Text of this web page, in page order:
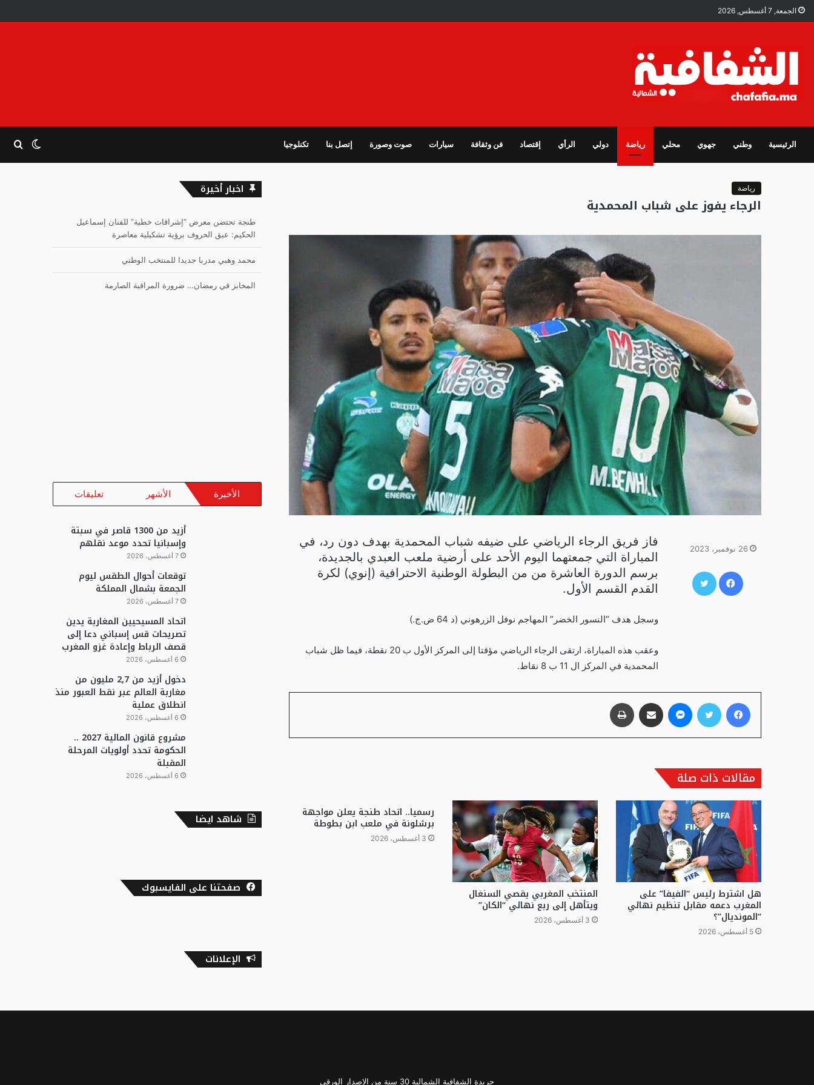
الجمعة, 7 أغسطس, 2026
الرئيسية وطني جهوي محلي رياضة دولي الرأي إقتصاد فن وثقافة سيارات صوت وصورة إتصل بنا تكنلوجيا الوضع
رياضة
الرجاء يفوز على شباب المحمدية
فاز فريق الرجاء الرياضي على ضيفه شباب المحمدية بهدف دون رد، في
المباراة التي جمعتهما اليوم الأحد على أرضية ملعب العبدي بالجديدة،
برسم الدورة العاشرة من من البطولة الوطنية الاحترافية (إنوي) لكرة
القدم القسم الأول.
وسجل هدف “النسور الخضر” المهاجم نوفل الزرهوني (د 64 ض.ج.)
وعقب هذه المباراة، ارتقى الرجاء الرياضي مؤقتا إلى المركز الأول ب 20 نقطة، فيما ظل شباب
المحمدية في المركز ال 11 ب 8 نقاط.
26 نوفمبر، 2023
فيسبوك
فيسبوك تويتر ماسنجر مشاركة عبر البريد
مقالات ذات صلة
هل اشترط رئيس “الفيفا” على
المغرب دعمه مقابل تنظيم نهائي
“المونديال”؟
5 أغسطس، 2026
المنتخب المغربي يقصي السنغال
ويتأهل إلى ربع نهائي “الكان”
3 أغسطس، 2026
رسميا.. اتحاد طنجة يعلن مواجهة
برشلونة في ملعب ابن بطوطة
3 أغسطس، 2026
اخبار أخيرة
طنجة تحتضن معرض “إشراقات خطية” للفنان إسماعيل
الحكيم: عبق الحروف برؤية تشكيلية معاصرة
محمد وهبي مدربا جديدا للمنتخب الوطني
المخابز في رمضان… ضرورة المراقبة الصارمة
الأخيرة الأشهر تعليقات
أزيد من 1300 قاصر في سبتة
وإسبانيا تحدد موعد نقلهم
7 أغسطس، 2026
توقعات أحوال الطقس ليوم
الجمعة بشمال المملكة
7 أغسطس، 2026
اتحاد المسيحيين المغاربة يدين
تصريحات قس إسباني دعا إلى
قصف الرباط وإعادة غزو المغرب
6 أغسطس، 2026
دخول أزيد من 2,7 مليون من
مغاربة العالم عبر نقط العبور منذ
انطلاق عملية
6 أغسطس، 2026
مشروع قانون المالية 2027 ..
الحكومة تحدد أولويات المرحلة
المقبلة
6 أغسطس، 2026
شاهد ايضا
صفحتنا على الفايسبوك
الإعلانات
جريدة الشفافية الشمالية 30 سنة من الإصدار الورقي